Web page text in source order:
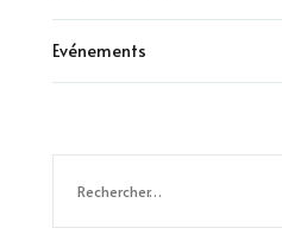
Evénements